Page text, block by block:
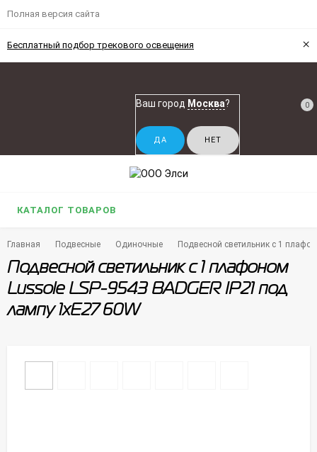
Полная версия сайта
Бесплатный подбор трекового освещения ×
Ваш город Москва? 0
КАТАЛОГ ТОВАРОВ
Главная Подвесные Одиночные Подвесной светильник с 1
Подвесной светильник с 1 плафоном
Lussole LSP-9543 BADGER IP21 под
лампу 1xE27 60W